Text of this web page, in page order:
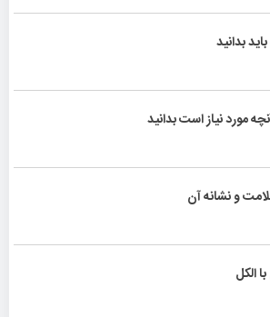
بدانید
مورد نیاز است بدانید
الکل